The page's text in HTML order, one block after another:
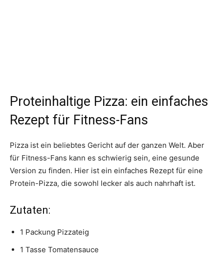
Proteinhaltige Pizza: ein einfaches
Rezept für Fitness-Fans
Pizza ist ein beliebtes Gericht auf der ganzen Welt. Aber
für Fitness-Fans kann es schwierig sein, eine gesunde
Version zu finden. Hier ist ein einfaches Rezept für eine
Protein-Pizza, die sowohl lecker als auch nahrhaft ist.
Zutaten:
1 Packung Pizzateig
1 Tasse Tomatensauce